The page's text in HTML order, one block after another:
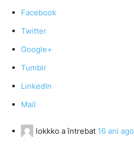
Facebook
Twitter
Google+
Tumblr
LinkedIn
Mail
lokkko a întrebat 16 ani ago